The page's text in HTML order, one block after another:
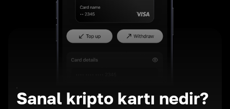
Sanal kripto kartı nedir?